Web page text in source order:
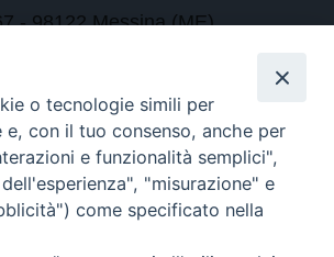
- 98122 Messina (ME)
dalle ore 9.30 alle 12.30
o tecnologie simili per
con il tuo consenso, anche per
e funzionalità semplici",
"misurazione" e
come specificato nella